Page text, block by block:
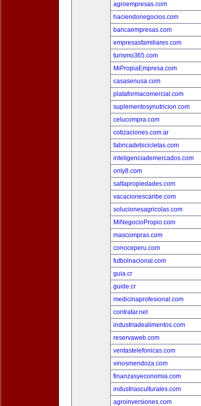
agroempresas.com
haciendonegocios.com
bancaempresas.com
empresasfamiliares.com
turismo365.com
MiPropiaEmpresa.com
casasenusa.com
plataformacomercial.com
suplementosynutricion.com
celucompra.com
cotizaciones.com.ar
fabricadebicicletas.com
inteligenciademercados.com
only8.com
saltapropiedades.com
vacacionescaribe.com
solucionesagricolas.com
MiNegocioPropio.com
mascompras.com
conoceperu.com
futbolnacional.com
guia.cr
guide.cr
medicinaprofesional.com
contratar.net
industriadealimentos.com
reservaweb.com
ventastelefonicas.com
vinosmendoza.com
finanzasyeconomia.com
industriasculturales.com
agroinversiones.com